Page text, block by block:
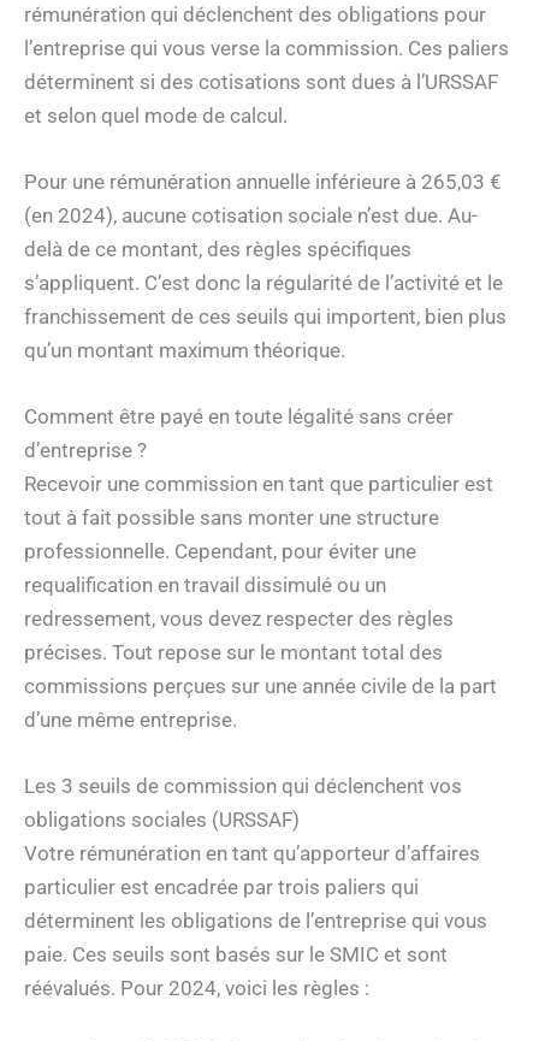
rémunération qui déclenchent des obligations pour
l’entreprise qui vous verse la commission. Ces paliers
déterminent si des cotisations sont dues à l’URSSAF
et selon quel mode de calcul.
Pour une rémunération annuelle inférieure à 265,03 €
(en 2024), aucune cotisation sociale n’est due. Au-
delà de ce montant, des règles spécifiques
s’appliquent. C’est donc la régularité de l’activité et le
franchissement de ces seuils qui importent, bien plus
qu’un montant maximum théorique.
Comment être payé en toute légalité sans créer
d’entreprise ?
Recevoir une commission en tant que particulier est
tout à fait possible sans monter une structure
professionnelle. Cependant, pour éviter une
requalification en travail dissimulé ou un
redressement, vous devez respecter des règles
précises. Tout repose sur le montant total des
commissions perçues sur une année civile de la part
d’une même entreprise.
Les 3 seuils de commission qui déclenchent vos
obligations sociales (URSSAF)
Votre rémunération en tant qu’apporteur d’affaires
particulier est encadrée par trois paliers qui
déterminent les obligations de l’entreprise qui vous
paie. Ces seuils sont basés sur le SMIC et sont
réévalués. Pour 2024, voici les règles :